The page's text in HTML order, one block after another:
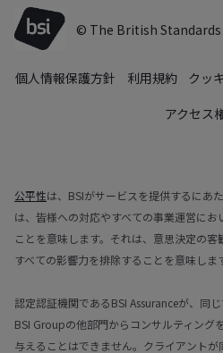
© The British
個人情報保護方針 利用規約 クッ
アクセス
公平性は、BSIがサービスを提供するにあ
は、皆様への対応やすべての事業運営に
ことを意味します。それは、意思決定の
すべての影響力を排除することを意味しま
認定認証機関であるBSI Assuranceが、同
BSI Groupの他部門からコンサルティング
与えることはできません。クライアント